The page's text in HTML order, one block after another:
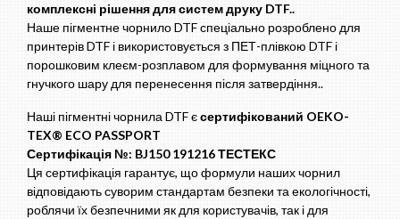
комплексні рішення для систем друку DTF..
Наше пігментне чорнило DTF спеціально розроблено для
принтерів DTF і використовується з ПЕТ-плівкою DTF і
порошковим клеєм-розплавом для формування міцного та
гнучкого шару для перенесення після затвердіння..
Наші пігментні чорнила DTF єсертифікований OEKO-
TEX® ECO PASSPORT
Сертифікація №: BJ150 191216 ТЕСТЕКС
Ця сертифікація гарантує, що формули наших чорнил
відповідають суворим стандартам безпеки та екологічності,
роблячи їх безпечними як для користувачів, так і для